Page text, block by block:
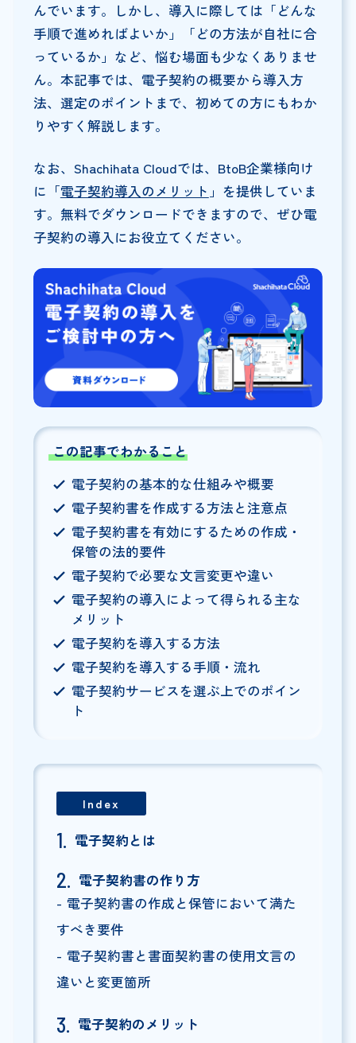
んでいます。しかし、導入に際しては「どんな
手順で進めればよいか」「どの方法が自社に合
っているか」など、悩む場面も少なくありませ
ん。本記事では、電子契約の概要から導入方
法、選定のポイントまで、初めての方にもわか
りやすく解説します。
なお、Shachihata Cloudでは、BtoB企業様向け
に「電子契約導入のメリット 」を提供していま
す。無料でダウンロードできますので、ぜひ電
子契約の導入にお役立てください。
この記事でわかること
電子契約の基本的な仕組みや概要
電子契約書を作成する方法と注意点
電子契約書を有効にするための作成・
保管の法的要件
電子契約で必要な文言変更や違い
電子契約の導入によって得られる主な
メリット
電子契約を導入する方法
電子契約を導入する手順・流れ
電子契約サービスを選ぶ上でのポイン
ト
Index
電子契約とは
電子契約書の作り方
電子契約書の作成と保管において満た
すべき要件
電子契約書と書面契約書の使用文言の
違いと変更箇所
電子契約のメリット